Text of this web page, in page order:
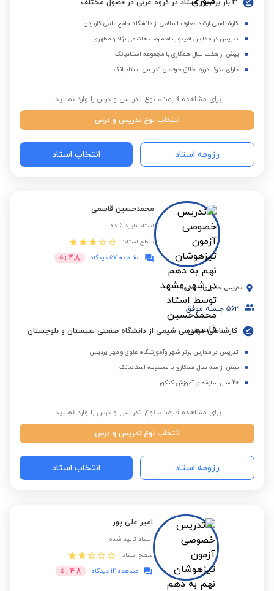
3 بار برترین استاد در گروه عربی در فصول مختلف
کارشناسی ارشد معارف اسلامی از دانشگاه جامع علمی کاربردی
تدریس در مدارس امیدوار، امام رضا، هاشمی نژاد و مطهری
بیش از هفت سال همکاری با مجموعه استادبانک
دارای مدرک دوره اخلاق حرفه‌ای تدریس استادبانک
برای مشاهده قیمت، نوع تدریس و درس را وارد نمایید:
انتخاب نوع تدریس و درس
رزومه استاد انتخاب استاد
محمدحسین قاسمی
استاد تایید شده
سطح استاد:
مشاهده 57 دیدگاه
4.8 از 5
تدریس حضوری - مشهد
563 جلسه موفق
کارشناسی مهندسی شیمی از دانشگاه صنعتی سیستان و بلوچستان
تدریس در مدارس برتر شهر وآموزشگاه علوی و مهر پردیس
بیش از سه سال همکاری با مجموعه استادبانک
20 سال سابقه ی آموزش کنکور
برای مشاهده قیمت، نوع تدریس و درس را وارد نمایید:
انتخاب نوع تدریس و درس
رزومه استاد انتخاب استاد
امیر علی پور
استاد تایید شده
سطح استاد:
مشاهده 12 دیدگاه
4.8 از 5